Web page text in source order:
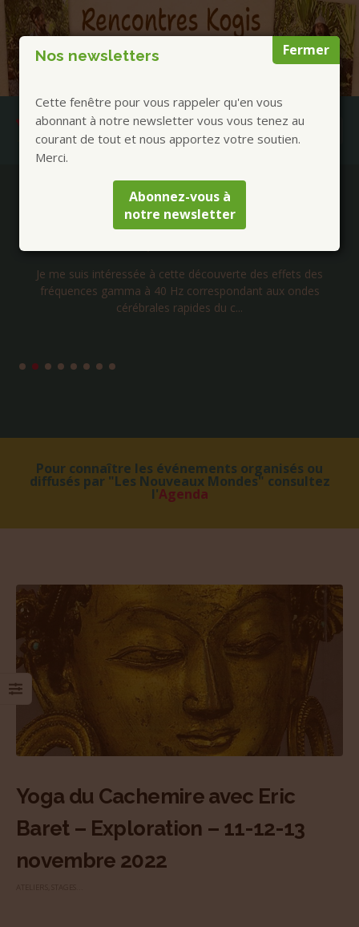
Fermer
Nos newsletters
Cette fenêtre pour vous rappeler qu'en vous
abonnant à notre newsletter vous vous tenez au
courant de tout et nous apportez votre soutien.
Merci.
Abonnez-vous à
notre newsletter
Publications à la Une !
Lettre d’Isabelle 199 – Alzheimer : Stimulation
Je me suis intéressée à cette découverte des effets des
fréquences gamma à 40 Hz correspondant aux ondes
cérébrales rapides du c...
Pour connaître les événements organisés ou
diffusés par "Les Nouveaux Mondes" consultez
l'Agenda
Yoga du Cachemire avec Eric
Baret – Exploration – 11-12-13
novembre 2022